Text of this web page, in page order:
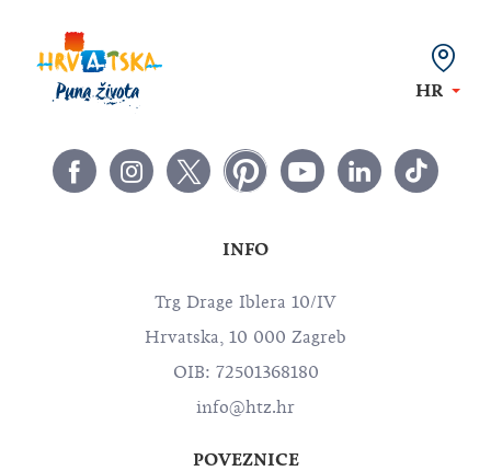
HR
INFO
Trg Drage Iblera 10/IV
Hrvatska, 10 000 Zagreb
OIB: 72501368180
info@htz.hr
POVEZNICE